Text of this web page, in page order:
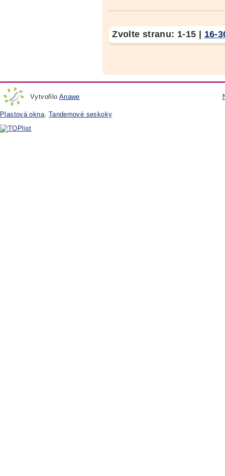
Zvolte stranu: 1-15 | 16-
Vytvořilo Anawe
Plastová okna Tandemové seskoky